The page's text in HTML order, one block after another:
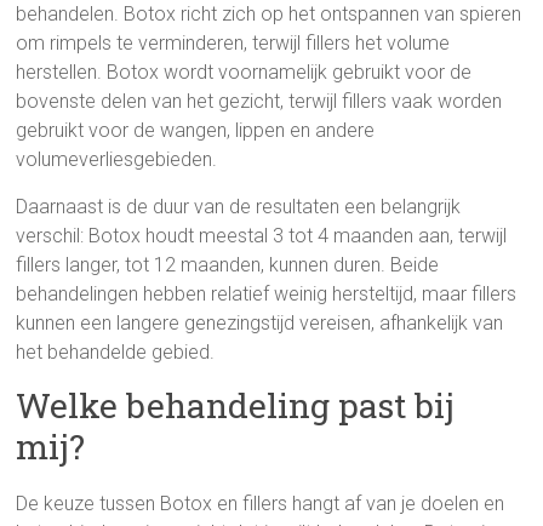
behandelen. Botox richt zich op het ontspannen van spieren
om rimpels te verminderen, terwijl fillers het volume
herstellen. Botox wordt voornamelijk gebruikt voor de
bovenste delen van het gezicht, terwijl fillers vaak worden
gebruikt voor de wangen, lippen en andere
volumeverliesgebieden.
Daarnaast is de duur van de resultaten een belangrijk
verschil: Botox houdt meestal 3 tot 4 maanden aan, terwijl
fillers langer, tot 12 maanden, kunnen duren. Beide
behandelingen hebben relatief weinig hersteltijd, maar fillers
kunnen een langere genezingstijd vereisen, afhankelijk van
het behandelde gebied.
Welke behandeling past bij
mij?
De keuze tussen Botox en fillers hangt af van je doelen en